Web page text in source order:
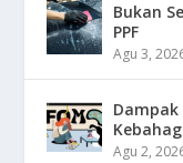
Bukan
PPF
Agu 3,
Dampak
Agu 2,